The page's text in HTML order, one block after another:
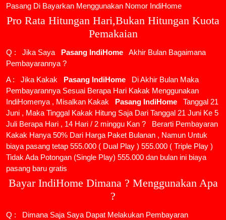
Pasang Di Bayarkan Menggunakan Nomor IndiHome
Pro Rata Hitungan Hari,Bukan Hitungan Kuota
Pemakaian
Q : Jika Saya Pasang IndiHome
Akhir Bulan Bagaimana
Pembayarannya ?
A : Jika Kakak
Pasang IndiHome
Di Akhir Bulan Maka
Pembayarannya Sesuai Berapa Hari Kakak Menggunakan
IndiHomenya , Misalkan Kakak
Pasang IndiHome
Tanggal 21
Juni , Maka Tinggal Kakak Hitung Saja Dari Tanggal 21 Juni Ke 5
Juli Berapa Hari , 14 Hari / 2 minggu Kan ? Berarti Pembayaran
Kakak Hanya 50% Dari Harga Paket Bulanan , Namun Untuk
biaya pasang tetap 555.000 ( Dual Play ) 555.000 ( Triple Play )
Tidak Ada Potongan (Single Play) 555.000 dan bulan ini biaya
pasang baru gratis
Bayar IndiHome Dimana ? Menggunakan Apa
?
Q : Dimana Saja Saya Dapat Melakukan Pembayaran